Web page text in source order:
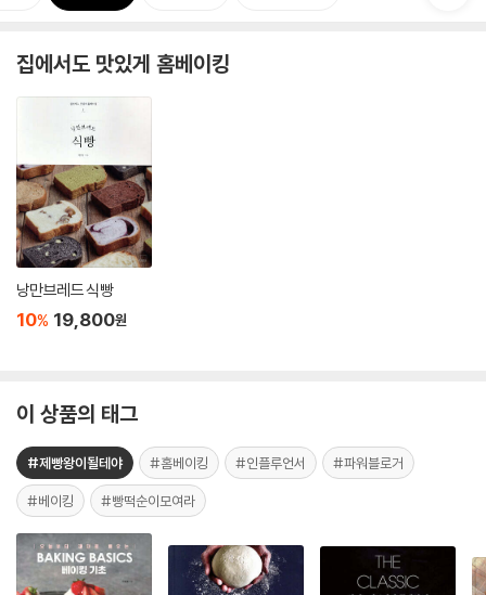
집에서도 맛있게 홈베이킹
낭만브레드 식빵
10% 19,800원
이 상품의 태그
#제빵왕이될테야 #홈베이킹 #인플루언서 #파워블로거
#베이킹 #빵떡순이모여라